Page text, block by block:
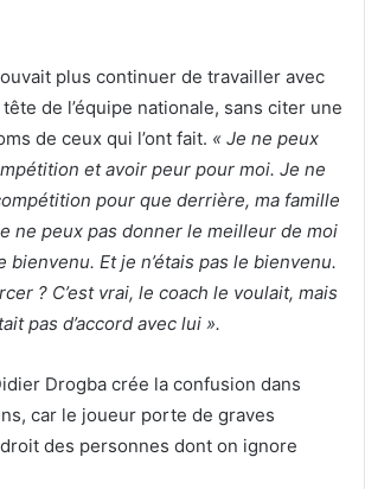
plus continuer de travailler avec
de l’équipe nationale, sans citer une
de ceux qui l’ont fait. « Je ne peux
et avoir peur pour moi. Je ne
pour que derrière, ma famille
ne peux pas donner le meilleur de moi
bienvenu. Et je n’étais pas le bienvenu.
? C’est vrai, le coach le voulait, mais
pas d’accord avec lui ».
Drogba crée la confusion dans
car le joueur porte de graves
des personnes dont on ignore